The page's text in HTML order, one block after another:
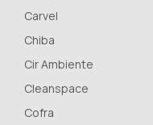
Carvel
Chiba
Cir Ambiente
Cleanspace
Cofra